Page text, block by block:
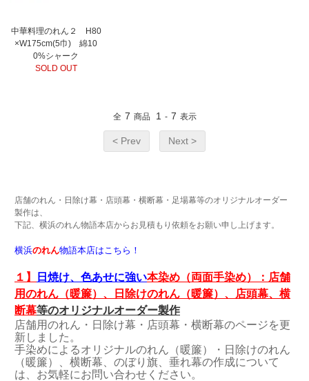
中華料理のれん２ H80
×W175cm(5巾) 綿10
0%シャーク
SOLD OUT
全 7 商品 1 - 7 表示
< Prev Next >
店舗のれん ・日除け幕・店頭幕・横断幕・足場幕等のオリジナルオーダー
製作は、
下記、横浜のれん物語本店からお見積もり依頼をお願い申し上げます。
横浜のれん物語本店はこちら！
１】 日焼け、色あせに強い本染め（両面手染め）：店舗
用のれん （暖簾）、日除けのれん（暖簾） 、店頭幕、横
断幕等のオリジナルオーダー製作
店舗用のれん・日除け幕・店頭幕・横断幕のページを更
新しました。
手染めによるオリジナルのれん（暖簾）・日除けのれん
（暖簾）、横断幕、のぼり旗、垂れ幕の作成について
は、お気軽にお問い合わせください。